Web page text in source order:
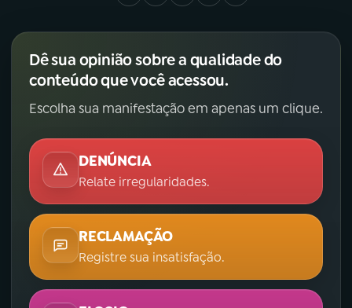
Dê sua opinião sobre a qualidade do
conteúdo que você acessou.
Escolha sua manifestação em apenas um clique.
DENÚNCIA
Relate irregularidades.
RECLAMAÇÃO
Registre sua insatisfação.